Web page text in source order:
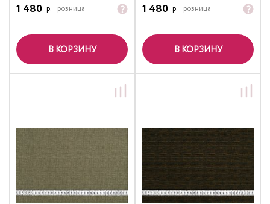
1 480 р. розница
В КОРЗИНУ
1 480 р. розница
В КОРЗИНУ